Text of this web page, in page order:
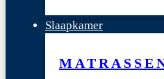
Slaapkamer